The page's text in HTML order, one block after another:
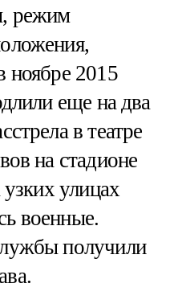
режим
ноябре 2015
еще на два
в театре
на стадионе
улицах
военные.
получили